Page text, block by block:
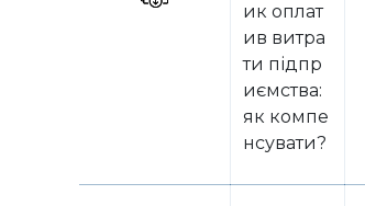
ик оплат
ив витра
ти підпр
иємства:
як компе
нсувати?